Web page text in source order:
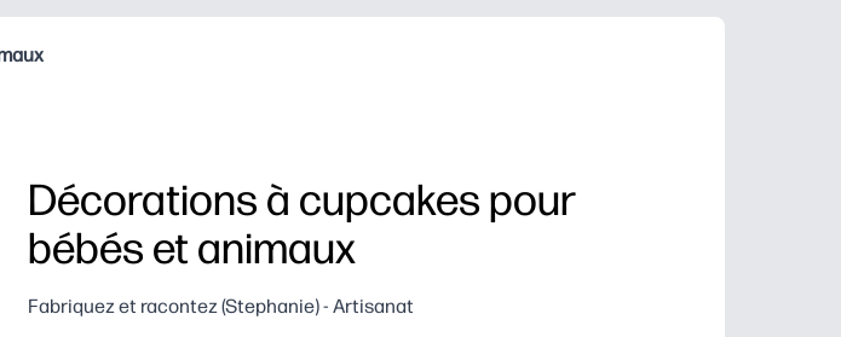
Des imprimantes
Décorations à cupcakes pour
bébés et animaux
Fabriquez et racontez (Stephanie) - Artisanat